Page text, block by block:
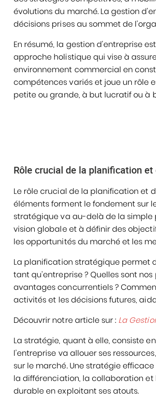
évolutions du marché. La gestion
décisions prises au sommet de
En résumé, la gestion d’entreprise
approche holistique qui vise à
environnement commercial en
compétences variés et joue un rôle
petite ou grande, à but lucratif ou à
Rôle crucial de la planification
Le rôle crucial de la planification et
éléments forment le fondement sur
stratégique va au-delà de la simple
vision globale et à définir des
les opportunités du marché et les
La planification stratégique permet
tant qu’entreprise ? Quelles sont
avantages concurrentiels ?
activités et les décisions futures,
Découvrir notre article sur : La
La stratégie, quant à elle, consiste
l’entreprise va allouer ses
sur le marché. Une stratégie
la différenciation, la collaboration et
durable en exploitant ses atouts.